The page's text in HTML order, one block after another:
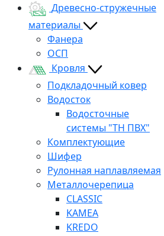
Древесно-стружечные
материалы
Фанера
ОСП
Кровля
Подкладочный ковер
Водосток
Водосточные
системы "ТН ПВХ"
Комплектующие
Шифер
Рулонная наплавляемая
Металлочерепица
CLASSIC
KAMEA
KREDO